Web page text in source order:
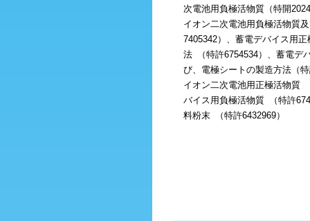
次電池用負極活物質（特開
イオン二次電池用負極活物質
7405342）、蓄電デバイス用
法 （特許6754534）、蓄電デ
び、電極シートの製造方法（
イオン二次電池用正極活物質
バイス用負極活物質 （特許
料粉末 （特許6432969）